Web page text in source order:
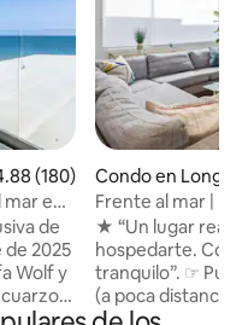
promedio: 4.88 de
(180)
mar en
de
2025
Wolf y
Condo en Long
Frente al mar |
Mbps | 2 camas
★ “Un lugar
hospedarte.
tranquilo”. ☞ Puntuación de caminata 85
(a poca distancia
restaurantes,